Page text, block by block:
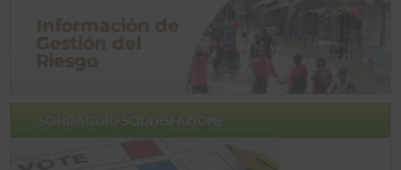
SONDAGGIO SODDISFAZIONE